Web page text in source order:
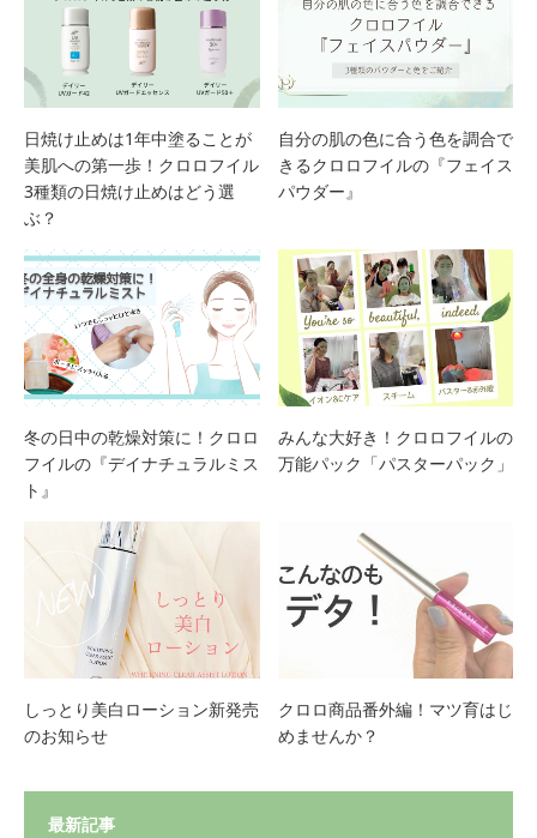
日焼け止めは1年中塗ることが
美肌への第一歩！クロロフイル
3種類の日焼け止めはどう選
ぶ？
自分の肌の色に合う色を調合で
きるクロロフイルの『フェイス
パウダー』
冬の日中の乾燥対策に！クロロ
フイルの『デイナチュラルミス
ト』
みんな大好き！クロロフイルの
万能パック「パスターパック」
しっとり美白ローション新発売
のお知らせ
クロロ商品番外編！マツ育はじ
めませんか？
最新記事